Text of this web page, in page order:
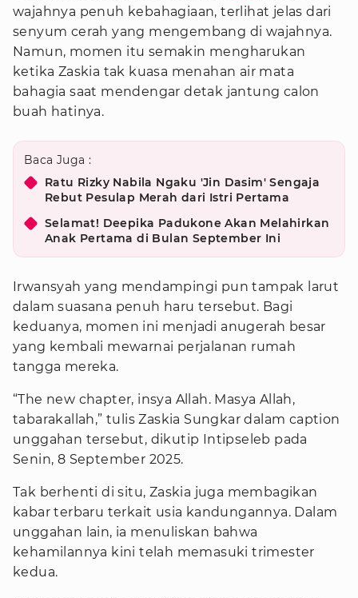
wajahnya penuh kebahagiaan, terlihat jelas dari
senyum cerah yang mengembang di wajahnya.
Namun, momen itu semakin mengharukan
ketika Zaskia tak kuasa menahan air mata
bahagia saat mendengar detak jantung calon
buah hatinya.
Baca Juga :
Ratu Rizky Nabila Ngaku 'Jin Dasim' Sengaja
Rebut Pesulap Merah dari Istri Pertama
Selamat! Deepika Padukone Akan Melahirkan
Anak Pertama di Bulan September Ini
Irwansyah yang mendampingi pun tampak larut
dalam suasana penuh haru tersebut. Bagi
keduanya, momen ini menjadi anugerah besar
yang kembali mewarnai perjalanan rumah
tangga mereka.
“The new chapter, insya Allah. Masya Allah,
tabarakallah,” tulis Zaskia Sungkar dalam caption
unggahan tersebut, dikutip Intipseleb pada
Senin, 8 September 2025.
Tak berhenti di situ, Zaskia juga membagikan
kabar terbaru terkait usia kandungannya. Dalam
unggahan lain, ia menuliskan bahwa
kehamilannya kini telah memasuki trimester
kedua.